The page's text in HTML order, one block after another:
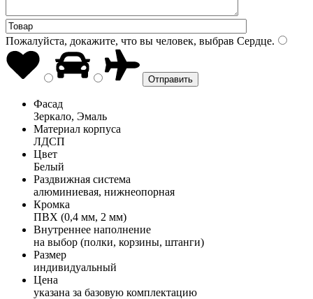
Пожалуйста, докажите, что вы человек, выбрав Сердце.
Фасад
Зеркало, Эмаль
Материал корпуса
ЛДСП
Цвет
Белый
Раздвижная система
алюминиевая, нижнеопорная
Кромка
ПВХ (0,4 мм, 2 мм)
Внутреннее наполнение
на выбор (полки, корзины, штанги)
Размер
индивидуальный
Цена
указана за базовую комплектацию